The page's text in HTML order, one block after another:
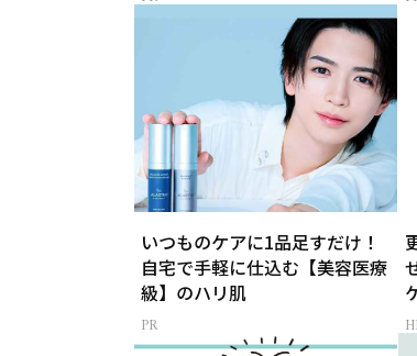
いつものケアに1品足すだけ！
自宅で手軽に仕込む【美容医療
級】のハリ肌